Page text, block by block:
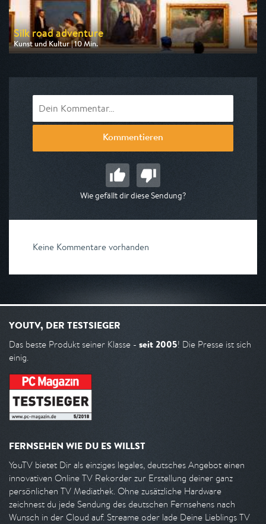
Silk road adventure
Kunst und Kultur | 10 Min.
Ausgestrahlt von Euronews
Kommentieren
Wie gefällt dir diese Sendung?
Keine Kommentare vorhanden
YOUTV, DER TESTSIEGER
Das beste Produkt seiner Klasse - seit 2005! Die Presse ist sich
einig.
FERNSEHEN WIE DU ES WILLST
YouTV bietet Dir als einziges legales, deutsches Angebot einen
innovativen Online TV Rekorder zur Erstellung deiner ganz
persönlichen TV Mediathek. Ohne zusätzliche Hardware
zeichnest du jede Sendung des deutschen Fernsehens nach
Wunsch in der Cloud auf. Streame oder lade Deine Lieblings TV